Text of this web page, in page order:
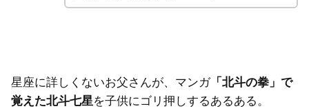
星座に詳しくないお父さんが、マンガ「北斗の拳」で
覚えた北斗七星を子供にゴリ押しするあるある。